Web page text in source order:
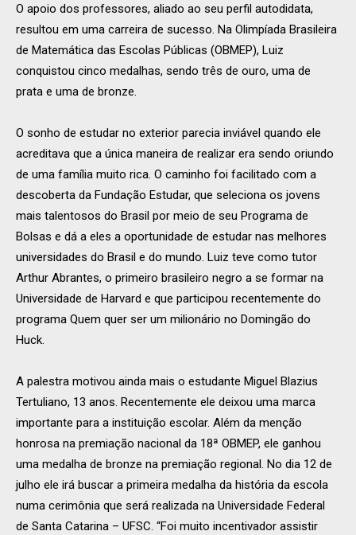
O apoio dos professores, aliado ao seu perfil autodidata,
resultou em uma carreira de sucesso. Na Olimpíada Brasileira
de Matemática das Escolas Públicas (OBMEP), Luiz
conquistou cinco medalhas, sendo três de ouro, uma de
prata e uma de bronze.
O sonho de estudar no exterior parecia inviável quando ele
acreditava que a única maneira de realizar era sendo oriundo
de uma família muito rica. O caminho foi facilitado com a
descoberta da Fundação Estudar, que seleciona os jovens
mais talentosos do Brasil por meio de seu Programa de
Bolsas e dá a eles a oportunidade de estudar nas melhores
universidades do Brasil e do mundo. Luiz teve como tutor
Arthur Abrantes, o primeiro brasileiro negro a se formar na
Universidade de Harvard e que participou recentemente do
programa Quem quer ser um milionário no Domingão do
Huck.
A palestra motivou ainda mais o estudante Miguel Blazius
Tertuliano, 13 anos. Recentemente ele deixou uma marca
importante para a instituição escolar. Além da menção
honrosa na premiação nacional da 18ª OBMEP, ele ganhou
uma medalha de bronze na premiação regional. No dia 12 de
julho ele irá buscar a primeira medalha da história da escola
numa cerimônia que será realizada na Universidade Federal
de Santa Catarina – UFSC. “Foi muito incentivador assistir